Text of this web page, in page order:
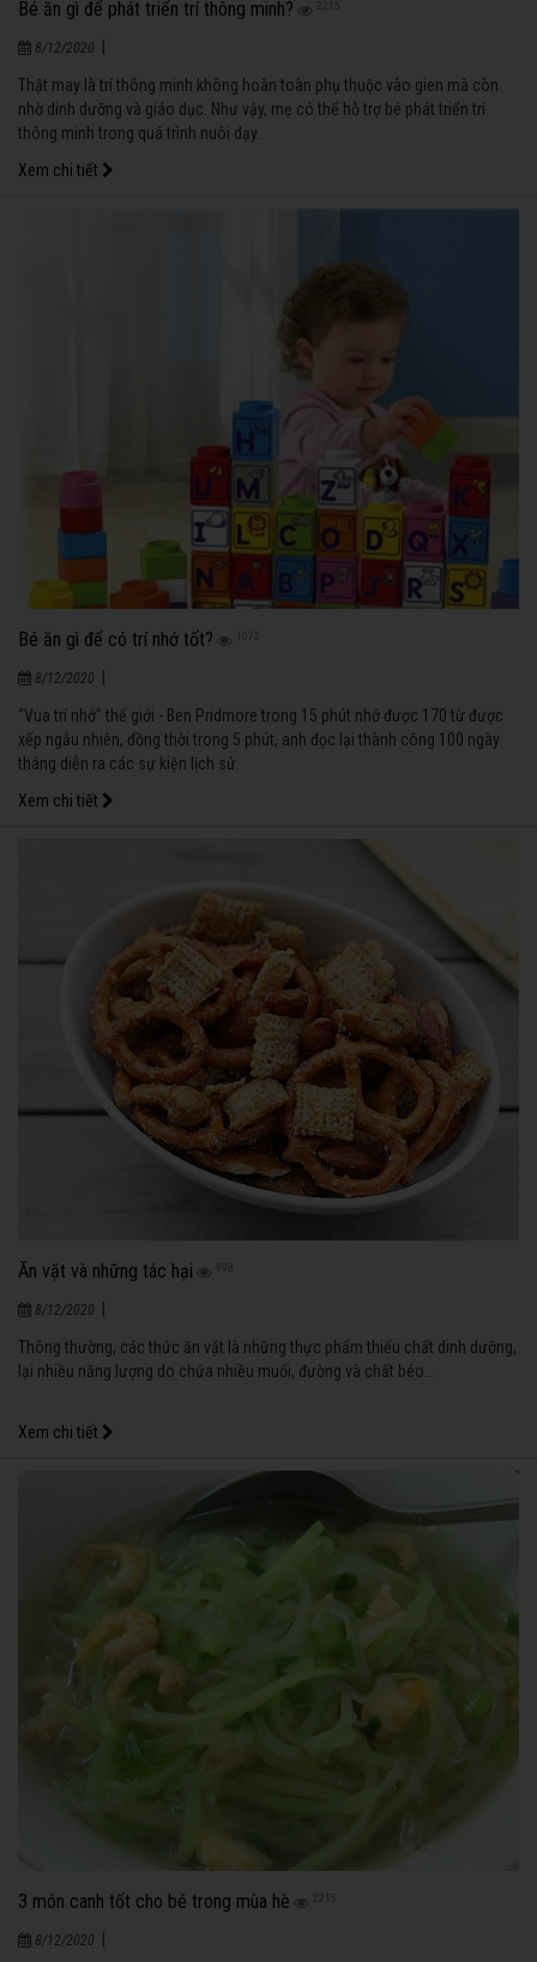
Bé ăn gì để phát triển trí thông minh?
8/12/2020
Thật may là trí thông minh không hoàn toàn phụ thuộc vào gien mà còn
nhờ dinh dưỡng và giáo dục. Như vậy, mẹ có thể hỗ trợ bé phát triển trí
thông minh trong quá trình nuôi dạy.
Xem chi tiết
Bé ăn gì để có trí nhớ tốt? 1072
8/12/2020
“Vua trí nhớ” thế giới - Ben Pridmore trong 15 phút nhớ được 170 từ được
xếp ngẫu nhiên, đồng thời trong 5 phút, anh đọc lại thành công 100 ngày
tháng diễn ra các sự kiện lịch sử.
Xem chi tiết
Ăn vặt và những tác hại 998
8/12/2020
Thông thường, các thức ăn vặt là những thực phẩm thiếu chất dinh dưỡng,
lại nhiều năng lượng do chứa nhiều muối, đường và chất béo…
Xem chi tiết
3 món canh tốt cho bé trong mùa hè
8/12/2020